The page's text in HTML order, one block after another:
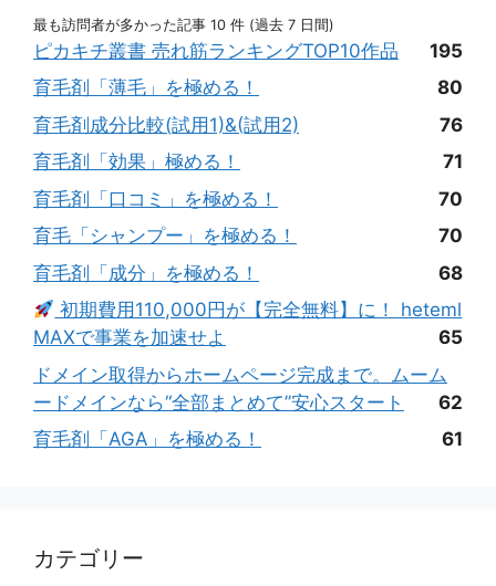
最も訪問者が多かった記事 10 件 (過去 7 日間)
ピカキチ叢書 売れ筋ランキングTOP10作品
195
育毛剤「薄毛」を極める！
80
育毛剤成分比較(試用1)&(試用2)
76
育毛剤「効果」極める！
71
育毛剤「口コミ」を極める！
70
育毛「シャンプー」を極める！
70
育毛剤「成分」を極める！
68
初期費用110,000円が【完全無料】に！ heteml
MAXで事業を加速せよ
65
ドメイン取得からホームページ完成まで。ムーム
ードメインなら“全部まとめて”安心スタート
62
育毛剤「AGA」を極める！
61
カテゴリー